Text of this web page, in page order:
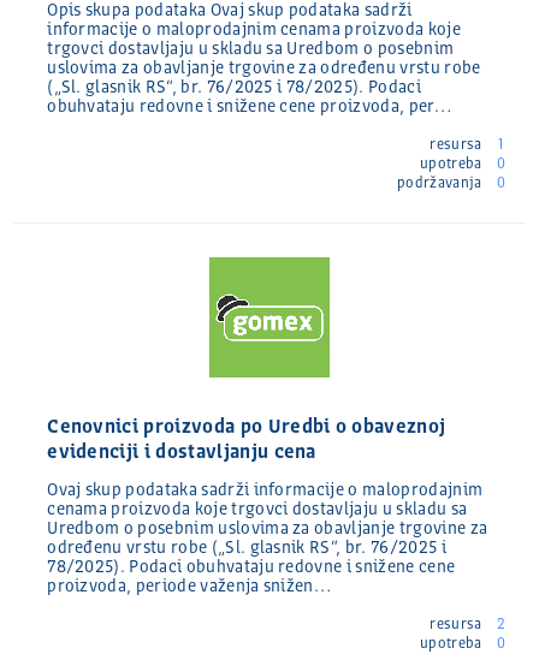
Opis skupa podataka Ovaj skup podataka sadrži
informacije o maloprodajnim cenama proizvoda koje
trgovci dostavljaju u skladu sa Uredbom o posebnim
uslovima za obavljanje trgovine za određenu vrstu robe
(„Sl. glasnik RS“, br. 76/2025 i 78/2025). Podaci
obuhvataju redovne i snižene cene proizvoda, per…
resursa
1
upotreba
0
podržavanja
0
Cenovnici proizvoda po Uredbi o obaveznoj
evidenciji i dostavljanju cena
Ovaj skup podataka sadrži informacije o maloprodajnim
cenama proizvoda koje trgovci dostavljaju u skladu sa
Uredbom o posebnim uslovima za obavljanje trgovine za
određenu vrstu robe („Sl. glasnik RS“, br. 76/2025 i
78/2025). Podaci obuhvataju redovne i snižene cene
proizvoda, periode važenja snižen…
resursa
2
upotreba
0